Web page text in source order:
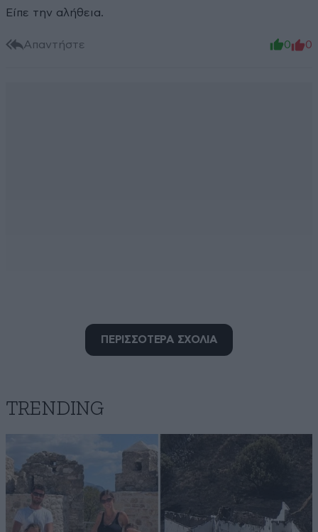
Είπε την αλήθεια.
Απαντήστε 0 0
τι λες ρε γελοιε!!! 17·06·2026 12:04
κατεβαινουν παντου σαν ορδες κ κανιβαλιζουν!!!
Memory 17·06·2026 08:11
Ean itan arrosti i nossileutria eprepe na antikatastathei
apo tin epomeni.
ΠΕΡΙΣΣΟΤΕΡΑ ΣΧΟΛΙΑ
TRENDING